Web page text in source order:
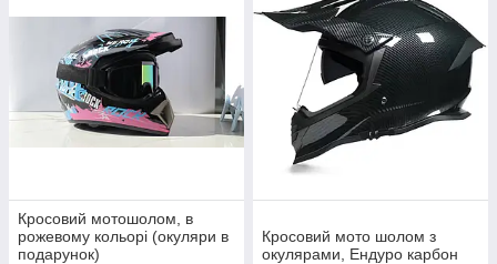
Кросовий мотошолом, в
рожевому кольорі (окуляри в
подарунок)
Кросовий мото шолом з
окулярами, Ендуро карбон